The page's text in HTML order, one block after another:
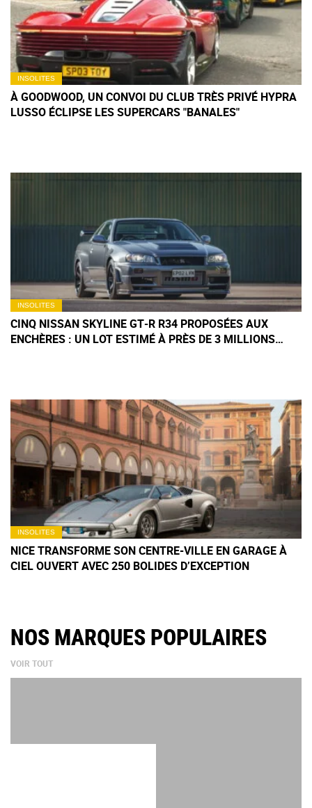
INSOLITES
À GOODWOOD, UN CONVOI DU CLUB TRÈS PRIVÉ HYPRA
LUSSO ÉCLIPSE LES SUPERCARS "BANALES"
INSOLITES
CINQ NISSAN SKYLINE GT‑R R34 PROPOSÉES AUX
ENCHÈRES : UN LOT ESTIMÉ À PRÈS DE 3 MILLIONS
INSOLITES
NICE TRANSFORME SON CENTRE-VILLE EN GARAGE À
CIEL OUVERT AVEC 250 BOLIDES D’EXCEPTION
NOS MARQUES POPULAIRES
VOIR TOUT